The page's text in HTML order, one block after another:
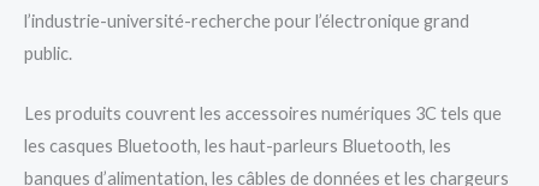
l’industrie-université-recherche pour l’électronique grand
public.
Les produits couvrent les accessoires numériques 3C tels que
les casques Bluetooth, les haut-parleurs Bluetooth, les
banques d’alimentation, les câbles de données et les chargeurs